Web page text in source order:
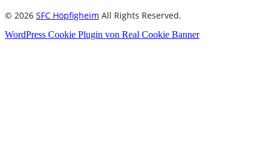
© 2026 SFC Höpfigheim All Rights Reserved.
WordPress Cookie Plugin von Real Cookie Banner